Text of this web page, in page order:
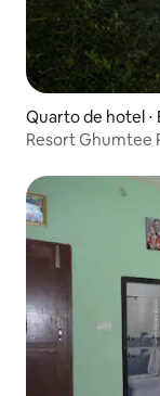
Quarto de hotel ⋅
Resort Ghumtee